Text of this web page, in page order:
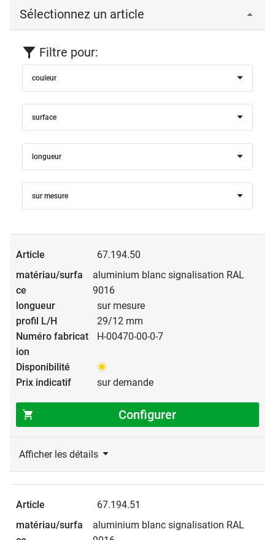
Sélectionnez un article
Filtre pour:
couleur
surface
longueur
sur mesure
67.194.50
aluminium blanc signalisation RAL
9016
sur mesure
29/12 mm
H-00470-00-0-7
sur demande
Configurer
Afficher les détails
67.194.51
aluminium blanc signalisation RAL